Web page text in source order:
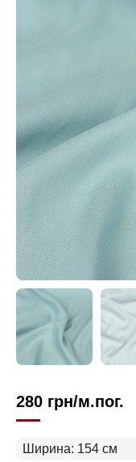
280 грн/м.пог.
Ширина: 154 см